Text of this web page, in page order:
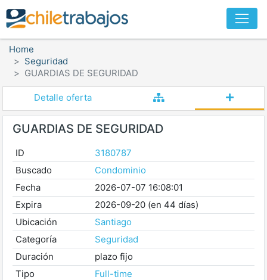
Home
Seguridad
GUARDIAS DE SEGURIDAD
Detalle oferta
GUARDIAS DE SEGURIDAD
ID
3180787
Buscado
Condominio
Fecha
2026-07-07 16:08:01
Expira
2026-09-20 (en 44 días)
Ubicación
Santiago
Categoría
Seguridad
Duración
plazo fijo
Tipo
Full-time